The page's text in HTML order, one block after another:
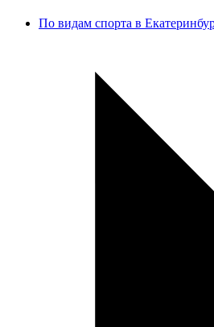
По видам спорта в